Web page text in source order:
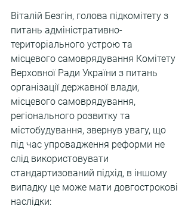
Віталій Безгін, голова підкомітету з
питань адміністративно-
територіального устрою та
місцевого самоврядування Комітету
Верховної Ради України з питань
організації державної влади,
місцевого самоврядування,
регіонального розвитку та
містобудування, звернув увагу, що
під час упровадження реформи не
слід використовувати
стандартизований підхід, в іншому
випадку це може мати довгострокові
наслідки: